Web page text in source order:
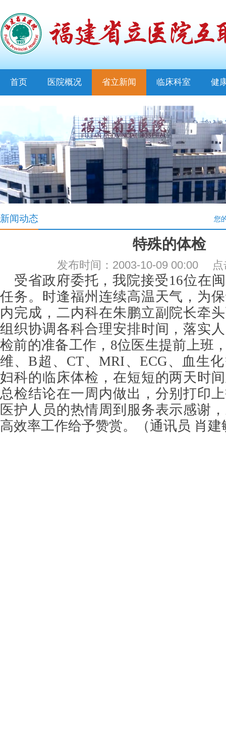
首页 医院概况 省立新闻 临床科室 健
新闻动态 您
特殊的体检
发布时间：2003-10-09 00:00 点
受省政府委托，我院接受16位在
任务。时逢福州连续高温天气，为
内完成，二内科在朱鹏立副院长牵
组织协调各科合理安排时间，落实
检前的准备工作，8位医生提前上班
维、B超、CT、MRI、ECG、血生
妇科的临床体检，在短短的两天时
总检结论在一周内做出，分别打印
医护人员的热情周到服务表示感谢
高效率工作给予赞赏。（通讯员 肖建